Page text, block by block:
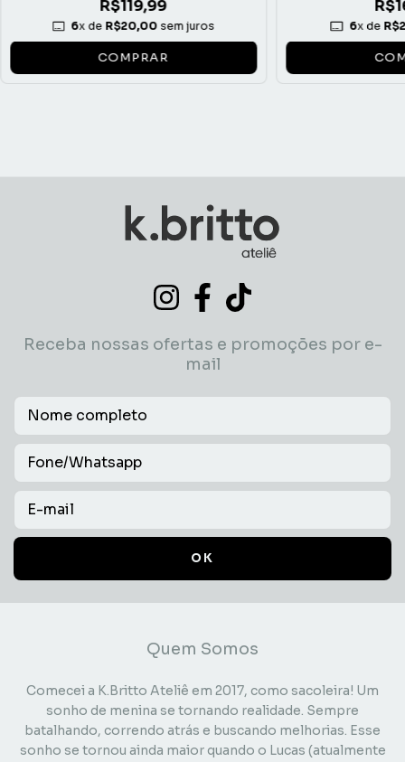
R$119,99
6x de R$20,00 sem juros
COMPRAR
6x de
Receba nossas ofertas e promoções por e-
mail
Quem Somos
Comecei a K.Britto Ateliê em 2017, como sacoleira! Um
sonho de menina se tornando realidade. Sempre
batalhando, correndo atrás e buscando melhorias. Esse
sonho se tornou ainda maior quando o Lucas (atualmente